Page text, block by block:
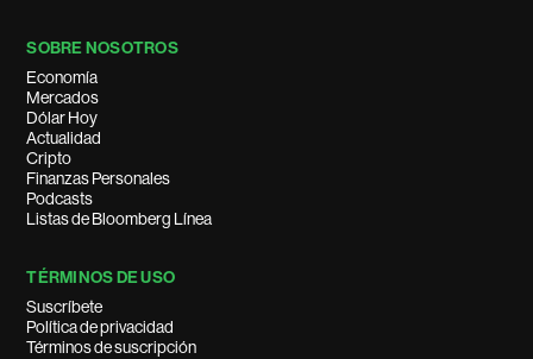
SOBRE NOSOTROS
Economía
Mercados
Dólar Hoy
Actualidad
Cripto
Finanzas Personales
Podcasts
Listas de Bloomberg Línea
TÉRMINOS DE USO
Suscríbete
Política de privacidad
Términos de suscripción